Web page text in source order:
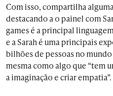
Com isso, compartilha
destacando a o painel com
games é a principal
e a Sarah é uma principais
bilhões de pessoas no
mesma como algo que “tem
a imaginação e criar empatia”.